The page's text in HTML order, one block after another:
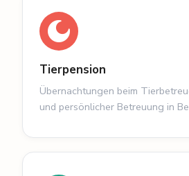
Tierpension
Übernachtungen beim
und persönlicher Betreuung in